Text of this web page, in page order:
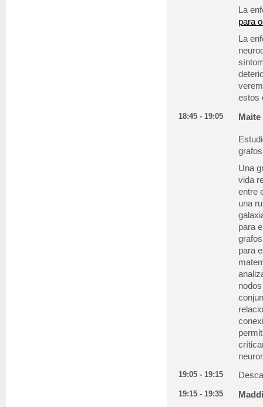
La
para
La
estos
18:45 - 19:05 Maite
grafos
Una
vida
entre
una
para
para
19:05 - 19:15
19:15 - 19:35